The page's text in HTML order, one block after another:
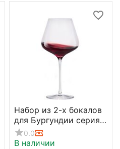
Набор из 2-х бокалов
для Бургундии серия
Quatrophil 708 мл, D116
мм, H245 мм, Stolzle
0.0
В наличии